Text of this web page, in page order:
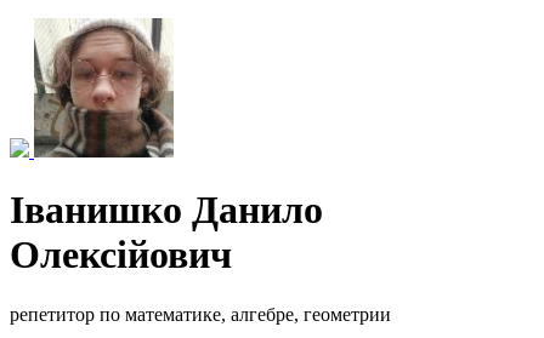
Іванишко Данило
Олексійович
репетитор по математике, алгебре, геометрии